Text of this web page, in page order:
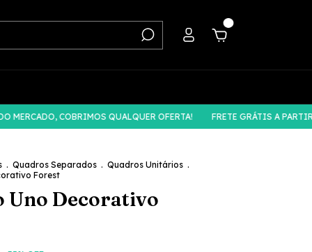
COBRIMOS QUALQUER OFERTA! FRETE GRÁTIS A PARTIR DE
. Quadros Separados . Quadros Unitários .
Forest
Uno Decorativo